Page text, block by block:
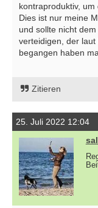
kontraproduktiv, um
Dies ist nur meine
und sollte nicht
verteidigen, der
begangen haben
Zitieren
25. Juli 2022 12:04